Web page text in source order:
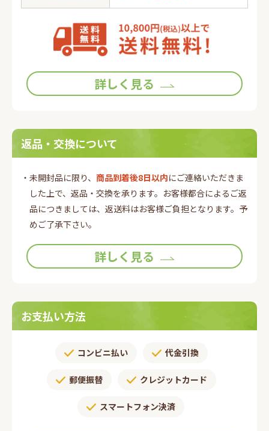
詳しく見る
返品・交換について
・未開封品に限り、 商品到着後8日以内にご連絡いただきま
した上で、返品・交換を承ります。お客様都合によるご返
品につきましては、返送料はお客様ご負担となります。予
めご了承下さい。
詳しく見る
お支払い方法
コンビニ払い 代金引換
郵便振替​ クレジットカード
スマートフォン決済